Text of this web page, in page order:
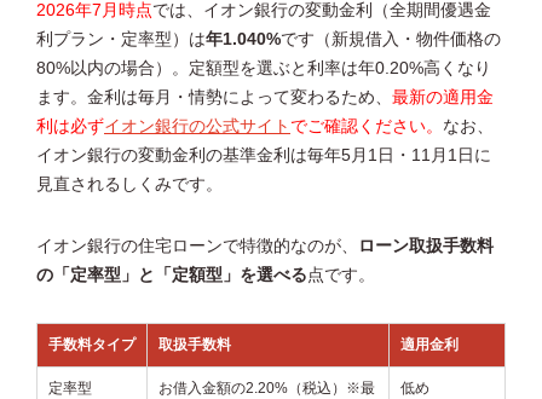
2026年7月時点では、イオン銀行の変動金利（全期間優遇金
利プラン・定率型）は年1.040%です（新規借入・物件価格の
80%以内の場合）。定額型を選ぶと利率は年0.20%高くなり
ます。金利は毎月・情勢によって変わるため、 最新の適用金
利は必ずイオン銀行の公式サイト でご確認ください。 なお、
イオン銀行の変動金利の基準金利は毎年5月1日・11月1日に
見直されるしくみです。
イオン銀行の住宅ローンで特徴的なのが、
ローン取扱手数料
の「定率型」と「定額型」を選べる点です。
手数料タイプ 取扱手数料 適用金利
定率型
お借入金額の2.20%（税込）※最
低め